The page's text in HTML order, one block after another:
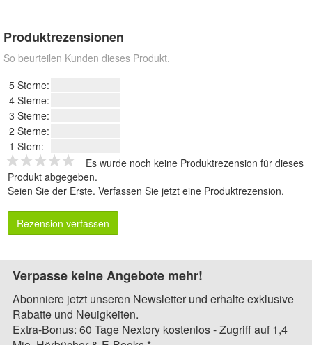
Produktrezensionen
So beurteilen Kunden dieses Produkt.
5 Sterne:
4 Sterne:
3 Sterne:
2 Sterne:
1 Stern:
Es wurde noch keine Produktrezension für dieses
Produkt abgegeben.
Seien Sie der Erste. Verfassen Sie jetzt eine Produktrezension.
Rezension verfassen
Verpasse keine Angebote mehr!
Abonniere jetzt unseren Newsletter und erhalte exklusive
Rabatte und Neuigkeiten.
Extra-Bonus: 60 Tage Nextory kostenlos - Zugriff auf 1,4